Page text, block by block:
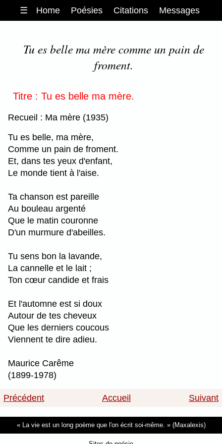
☰ Home Poésies Citations Messages
Tu es belle ma mère comme un pain de
froment.
Titre : Tu es belle ma mère.
Recueil : Ma mère (1935)
Tu es belle, ma mère,
Comme un pain de froment.
Et, dans tes yeux d'enfant,
Le monde tient à l'aise.
Ta chanson est pareille
Au bouleau argenté
Que le matin couronne
D'un murmure d'abeilles.
Tu sens bon la lavande,
La cannelle et le lait ;
Ton cœur candide et frais
Et l'automne est si doux
Autour de tes cheveux
Que les derniers coucous
Viennent te dire adieu.
Maurice Carême
(1899-1978)
Précédent Accueil Suivant
La vie est un long poème que l'on écrit soi-même. (Maxalexis)